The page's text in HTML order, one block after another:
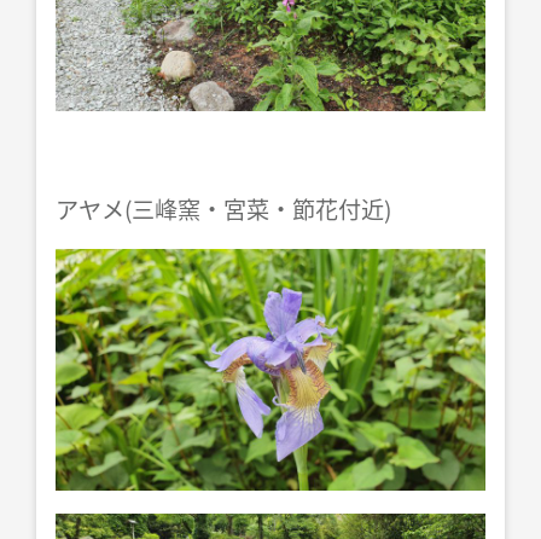
アヤメ(三峰窯・宮菜・節花付近)